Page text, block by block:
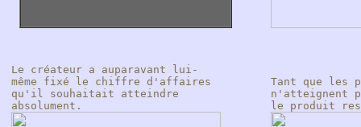
Le créateur a auparavant lui-
même fixé le chiffre d'affaires
qu'il souhaitait atteindre
absolument.
Tant que les
n'atteignent
le produit